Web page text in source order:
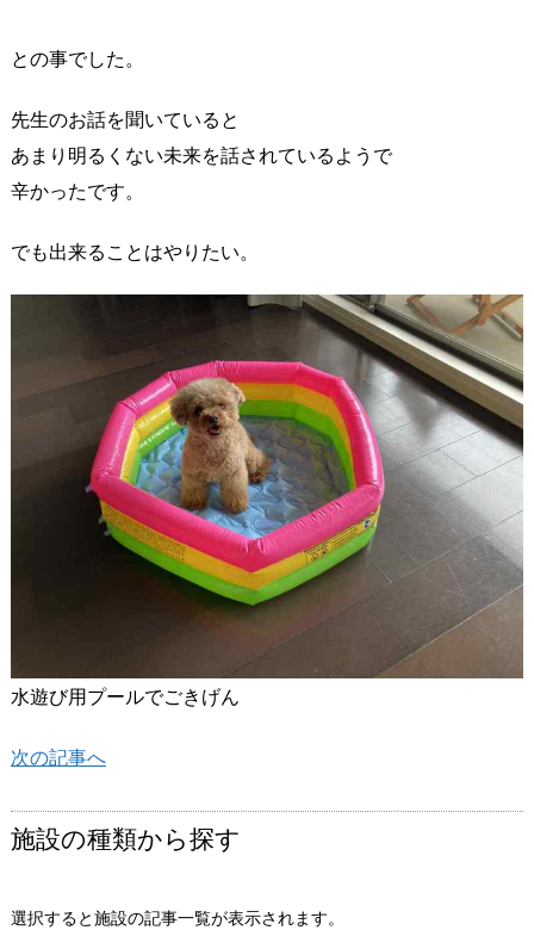
との事でした。
先生のお話を聞いていると
あまり明るくない未来を話されているようで
辛かったです。
でも出来ることはやりたい。
水遊び用プールでごきげん
次の記事へ
施設の種類から探す
選択すると施設の記事一覧が表示されます。